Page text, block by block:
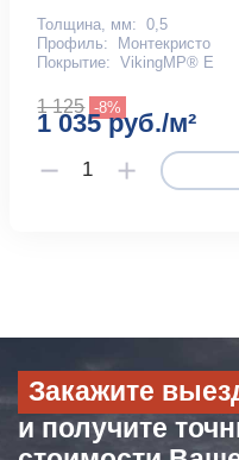
Толщина, мм: 0,5
Профиль:
Монтекристо
Покрытие: VikingMP® E
1 125 -8%
1 035 руб./м²
Закажите
и получите